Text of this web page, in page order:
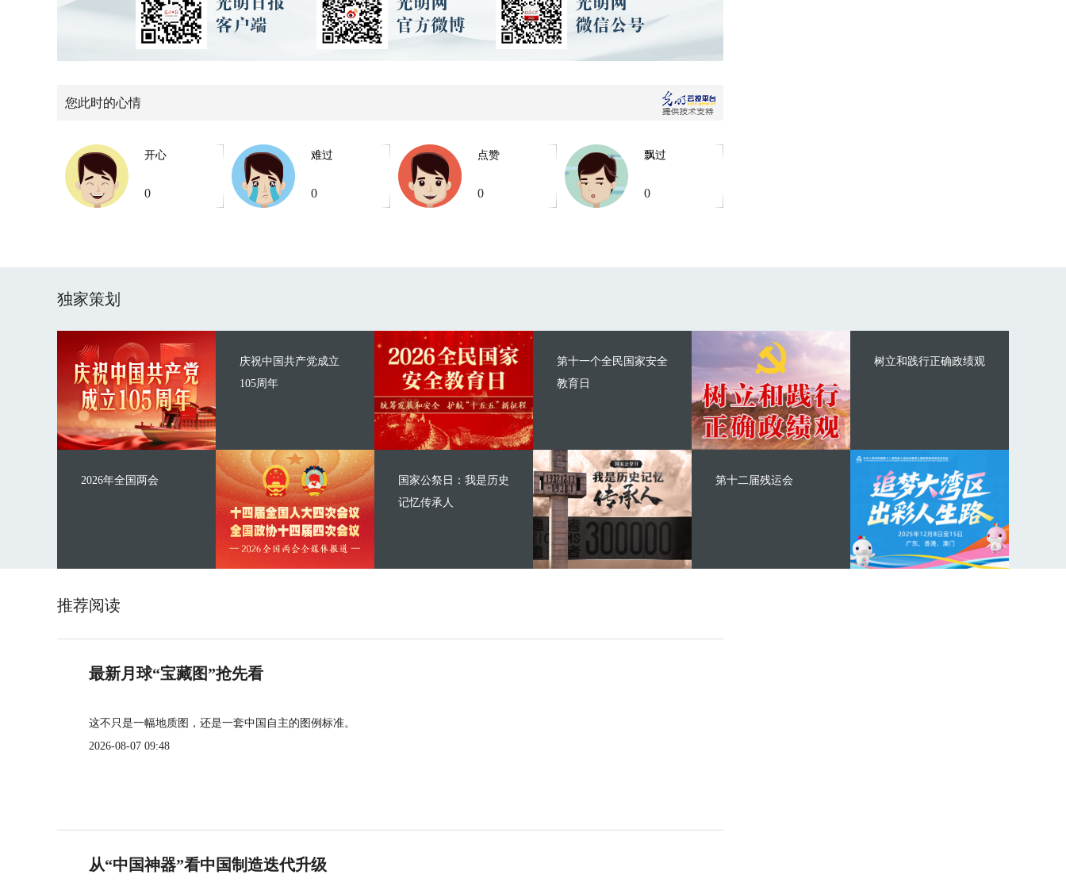
您此时的心情
开心
0
难过
0
点赞
0
飘过
0
独家策划
庆祝中国共产党成立
105周年
2026年全国两会
第十一个全民国家安全
教育日
国家公祭日：我是历史
记忆传承人
树立和践行正确政绩观
第十二届残运会
推荐阅读
最新月球“宝藏图”抢先看
这不只是一幅地质图，还是一套中国自主的图例标准。
2026-08-07 09:48
从“中国神器”看中国制造迭代升级